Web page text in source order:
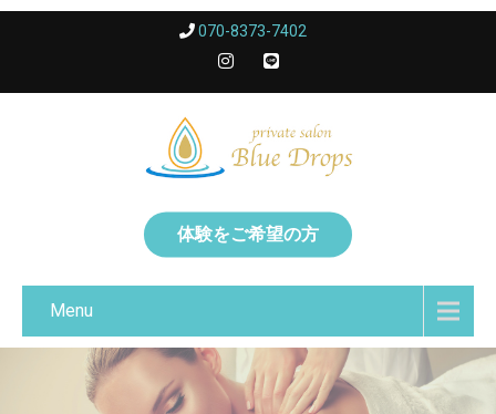
070-8373-7402
体験をご希望の方
Menu